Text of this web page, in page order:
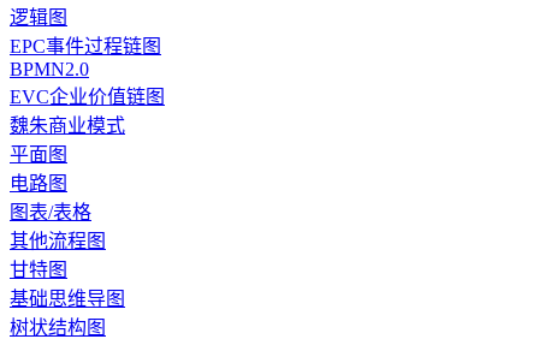
逻辑图
EPC事件过程链图
BPMN2.0
EVC企业价值链图
魏朱商业模式
平面图
电路图
图表/表格
其他流程图
甘特图
基础思维导图
树状结构图